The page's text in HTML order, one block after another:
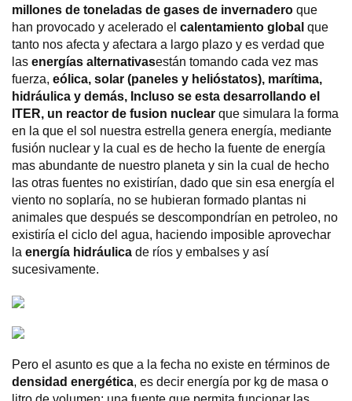
millones de toneladas de gases de invernadero que
han provocado y acelerado el calentamiento global que
tanto nos afecta y afectara a largo plazo y es verdad que
las energías alternativasestán tomando cada vez mas
fuerza, eólica, solar (paneles y helióstatos), marítima,
hidráulica y demás, Incluso se esta desarrollando el
ITER, un reactor de fusion nuclear que simulara la forma
en la que el sol nuestra estrella genera energía, mediante
fusión nuclear y la cual es de hecho la fuente de energía
mas abundante de nuestro planeta y sin la cual de hecho
las otras fuentes no existirían, dado que sin esa energía el
viento no soplaría, no se hubieran formado plantas ni
animales que después se descompondrían en petroleo, no
existiría el ciclo del agua, haciendo imposible aprovechar
la energía hidráulica de ríos y embalses y así
sucesivamente.
Pero el asunto es que a la fecha no existe en términos de
densidad energética, es decir energía por kg de masa o